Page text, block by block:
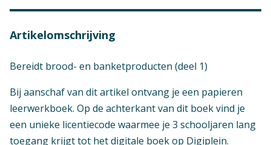
Artikelomschrijving
Bereidt brood- en banketproducten (deel 1)
Bij aanschaf van dit artikel ontvang je een papieren
leerwerkboek. Op de achterkant van dit boek vind je
een unieke licentiecode waarmee je 3 schooljaren lang
toegang krijgt tot het digitale boek op Digiplein.